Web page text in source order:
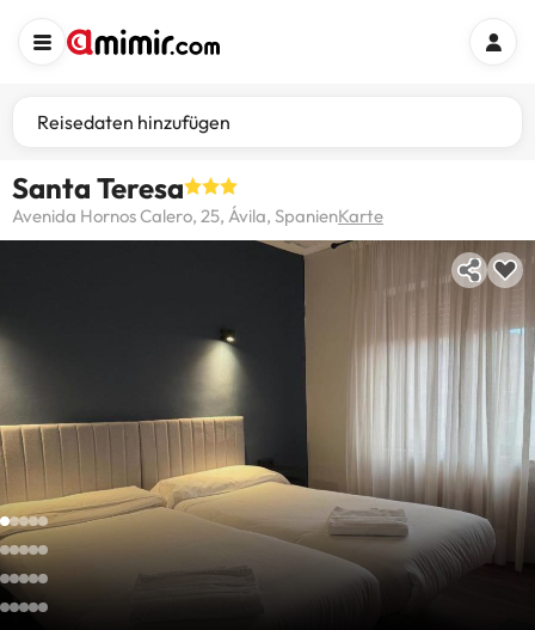
Reisedaten hinzufügen
Santa Teresa
Avenida Hornos Calero, 25, Ávila, SpanienKarte